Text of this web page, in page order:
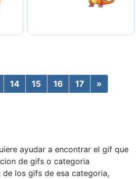
14 15 16 17 »
ayudar a encontrar el gif que
de gifs o categoria
de los gifs de esa categoria,